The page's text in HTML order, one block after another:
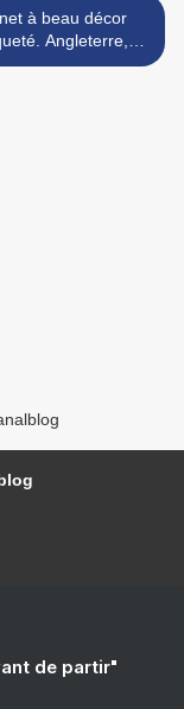
à beau décor
Angleterre,
XVIIème siècle >
de partir"